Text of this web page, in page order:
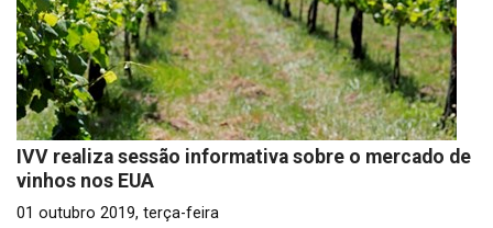
IVV realiza sessão informativa sobre o mercado de
vinhos nos EUA
01 outubro 2019, terça-feira